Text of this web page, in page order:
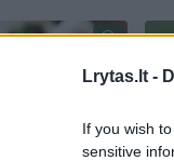
Lrytas.lt -
If you wish
sensitive